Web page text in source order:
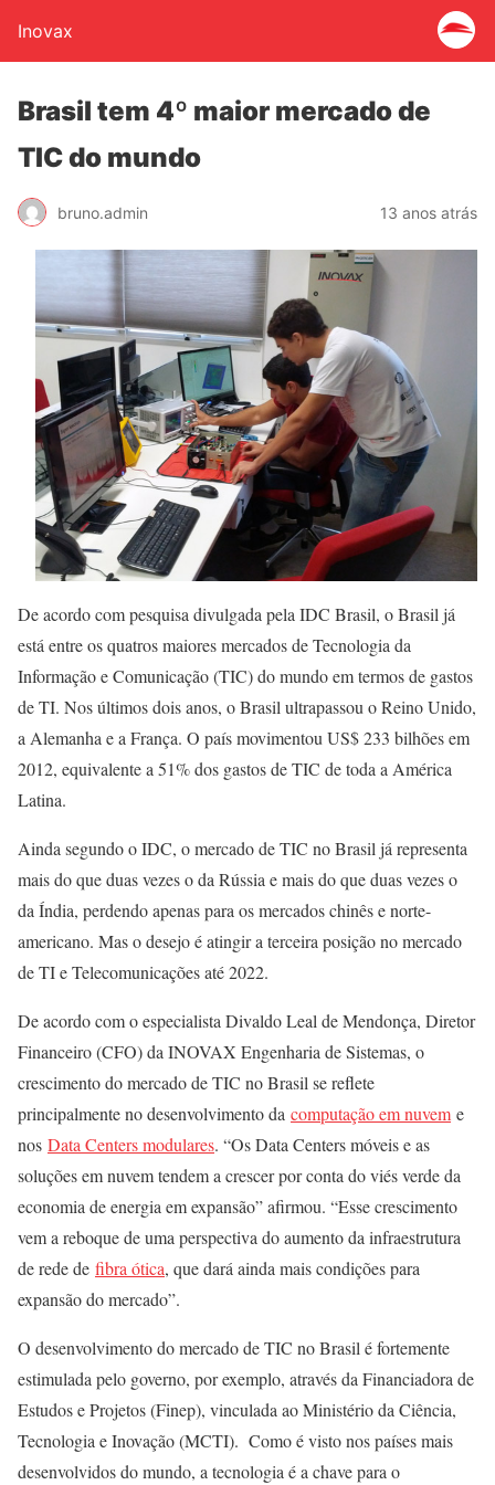
Inovax
Brasil tem 4º maior mercado de
TIC do mundo
bruno.admin 13 anos atrás
De acordo com pesquisa divulgada pela IDC Brasil, o Brasil já
está entre os quatros maiores mercados de Tecnologia da
Informação e Comunicação (TIC) do mundo em termos de gastos
de TI. Nos últimos dois anos, o Brasil ultrapassou o Reino Unido,
a Alemanha e a França. O país movimentou US$ 233 bilhões em
2012, equivalente a 51% dos gastos de TIC de toda a América
Latina.
Ainda segundo o IDC, o mercado de TIC no Brasil já representa
mais do que duas vezes o da Rússia e mais do que duas vezes o
da Índia, perdendo apenas para os mercados chinês e norte-
americano. Mas o desejo é atingir a terceira posição no mercado
de TI e Telecomunicações até 2022.
De acordo com o especialista Divaldo Leal de Mendonça, Diretor
Financeiro (CFO) da INOVAX Engenharia de Sistemas, o
crescimento do mercado de TIC no Brasil se reflete
principalmente no desenvolvimento da computação em nuvem e
nos Data Centers modulares. “Os Data Centers móveis e as
soluções em nuvem tendem a crescer por conta do viés verde da
economia de energia em expansão” afirmou. “Esse crescimento
vem a reboque de uma perspectiva do aumento da infraestrutura
de rede de fibra ótica, que dará ainda mais condições para
expansão do mercado”.
O desenvolvimento do mercado de TIC no Brasil é fortemente
estimulada pelo governo, por exemplo, através da Financiadora de
Estudos e Projetos (Finep), vinculada ao Ministério da Ciência,
Tecnologia e Inovação (MCTI). Como é visto nos países mais
desenvolvidos do mundo, a tecnologia é a chave para o